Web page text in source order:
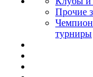
Прочие
турниры